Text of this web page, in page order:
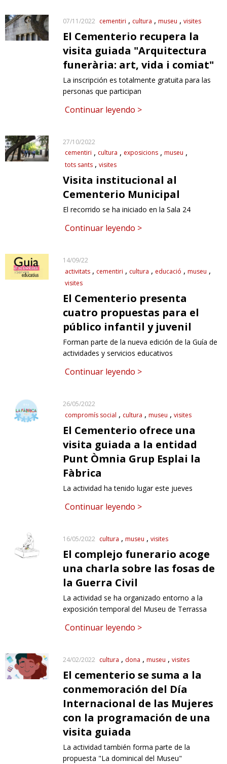
07/11/2022 cementiri cultura museu visites
El Cementerio recupera la
visita guiada "Arquitectura
funerària: art, vida i comiat"
La inscripción es totalmente gratuita para las
personas que participan
Continuar leyendo >
27/10/2022
cementiri
cultura exposicions
museu
tots sants
visites
Visita institucional al
Cementerio Municipal
El recorrido se ha iniciado en la Sala 24
Continuar leyendo >
14/09/22
activitats
cementiri cultura educació
museu
visites
El Cementerio presenta
cuatro propuestas para el
público infantil y juvenil
Forman parte de la nueva edición de la Guía de
actividades y servicios educativos
Continuar leyendo >
26/05/2022
compromís social
cultura museu visites
El Cementerio ofrece una
visita guiada a la entidad
Punt Òmnia Grup Esplai la
Fàbrica
La actividad ha tenido lugar este jueves
Continuar leyendo >
16/05/2022 cultura museu visites
El complejo funerario acoge
una charla sobre las fosas de
la Guerra Civil
La actividad se ha organizado entorno a la
exposición temporal del Museu de Terrassa
Continuar leyendo >
24/02/2022 cultura dona museu visites
El cementerio se suma a la
conmemoración del Día
Internacional de las Mujeres
con la programación de una
visita guiada
La actividad también forma parte de la
propuesta "La dominical del Museu"